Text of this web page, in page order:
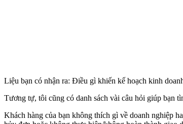
Liệu bạn có nhận ra: Điều gì khiến kế hoạch kinh
Tương tự, tôi cũng có danh sách vài câu hỏi giúp bạn
Khách hàng của bạn không thích gì về doanh nghiệp